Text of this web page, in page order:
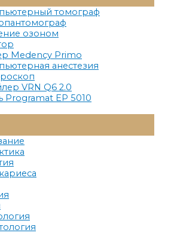
Меню
томограф
озоном
Medency Primo
анестезия
VRN Q6 2.0
Programat EP 5010
Меню